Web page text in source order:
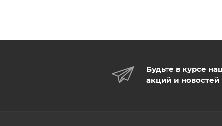
Будьте в курсе
акций и новостей